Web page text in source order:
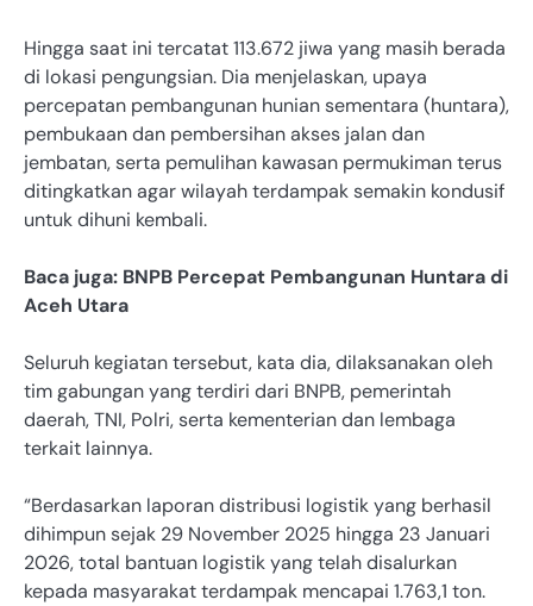
Hingga saat ini tercatat 113.672 jiwa yang masih berada
di lokasi pengungsian. Dia menjelaskan, upaya
percepatan pembangunan hunian sementara (huntara),
pembukaan dan pembersihan akses jalan dan
jembatan, serta pemulihan kawasan permukiman terus
ditingkatkan agar wilayah terdampak semakin kondusif
untuk dihuni kembali.
Baca juga: BNPB Percepat Pembangunan Huntara di
Aceh Utara
Seluruh kegiatan tersebut, kata dia, dilaksanakan oleh
tim gabungan yang terdiri dari BNPB, pemerintah
daerah, TNI, Polri, serta kementerian dan lembaga
terkait lainnya.
“Berdasarkan laporan distribusi logistik yang berhasil
dihimpun sejak 29 November 2025 hingga 23 Januari
2026, total bantuan logistik yang telah disalurkan
kepada masyarakat terdampak mencapai 1.763,1 ton.